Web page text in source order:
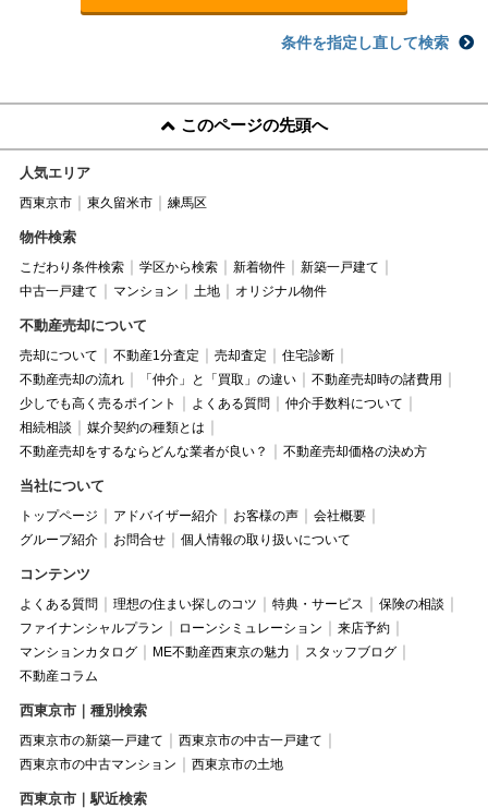
条件を指定し直して検索
このページの先頭へ
人気エリア
西東京市 東久留米市 練馬区
物件検索
こだわり条件検索 学区から検索 新着物件
新築一戸建て
中古一戸建て
マンション 土地 オリジナル物件
不動産売却について
売却について 不動産1分査定 売却査定
住宅診断
不動産売却の流れ
「仲介」と「買取」の違い
不動産売却時の諸費用
少しでも高く売るポイント
よくある質問
仲介手数料について
相続相談
媒介契約の種類とは
不動産売却をするならどんな業者が良い？
不動産売却価格の決め方
当社について
トップページ アドバイザー紹介 お客様の声
会社概要
グループ紹介
お問合せ 個人情報の取り扱いについて
コンテンツ
よくある質問 理想の住まい探しのコツ 特典・サービス
保険の相談
ファイナンシャルプラン
ローンシミュレーション
来店予約
マンションカタログ
ME不動産西東京の魅力
スタッフブログ
不動産コラム
西東京市｜種別検索
西東京市の新築一戸建て
西東京市の中古一戸建て
西東京市の中古マンション
西東京市の土地
西東京市｜駅近検索